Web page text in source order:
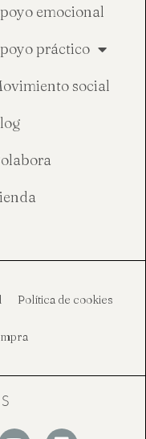
emocional
práctico
social
Política de cookies